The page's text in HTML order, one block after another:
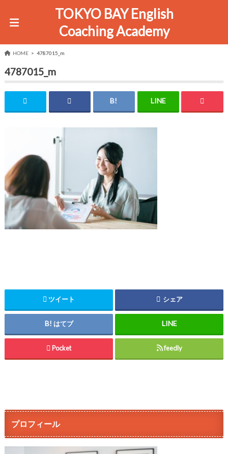
TOKYO BAY English
Coaching Academy
HOME 4787015_m
4787015_m
ツイート シェア
はてブ
Pocket feedly
プロフィール